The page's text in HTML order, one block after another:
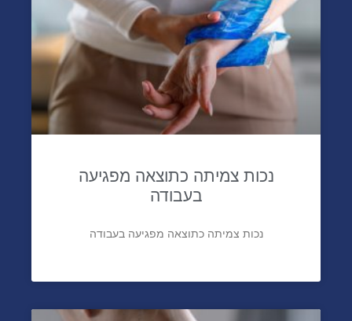
נכות צמיתה כתוצאה מפגיעה
בעבודה
נכות צמיתה כתוצאה מפגיעה בעבודה